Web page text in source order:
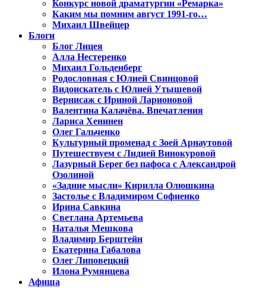
Конкурс новой драматургии «Ремарка»
Каким мы помним август 1991-го…
Михаил Швейцер
Блоги
Блог Лицея
Алла Нестеренко
Михаил Гольденберг
Родословная с Юлией Свинцовой
Видоискатель с Юлией Утышевой
Вернисаж с Ириной Ларионовой
Валентина Калачёва. Впечатления
Лариса Хенинен
Олег Гальченко
Культурный променад с Зоей Арнаутовой
Путешествуем с Лидией Винокуровой
Лазурный Берег без пафоса с Александрой
Озолиной
«Задние мысли» Кирилла Олюшкина
Застолье с Владимиром Софиенко
Ирина Савкина
Светлана Артемьева
Наталья Мешкова
Владимир Берштейн
Екатерина Габалова
Олег Липовецкий
Илона Румянцева
Афиша